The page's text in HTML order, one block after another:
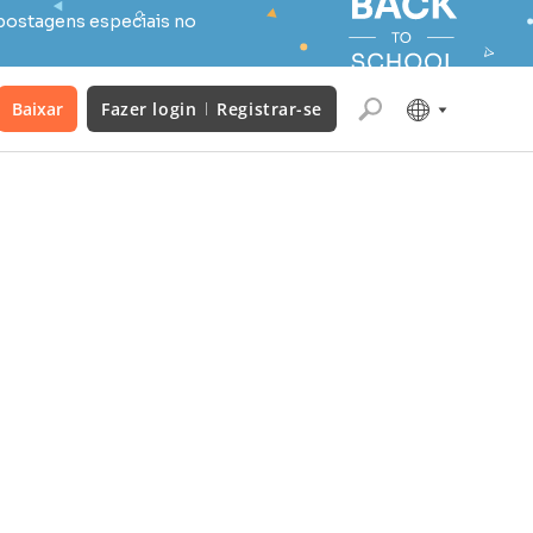
especiais no
Baixar Fazer login Registrar-se